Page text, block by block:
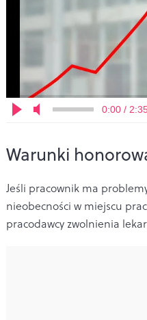
0:00 /
Warunki
Jeśli pracownik ma
nieobecności w miejscu
pracodawcy zwolnienia